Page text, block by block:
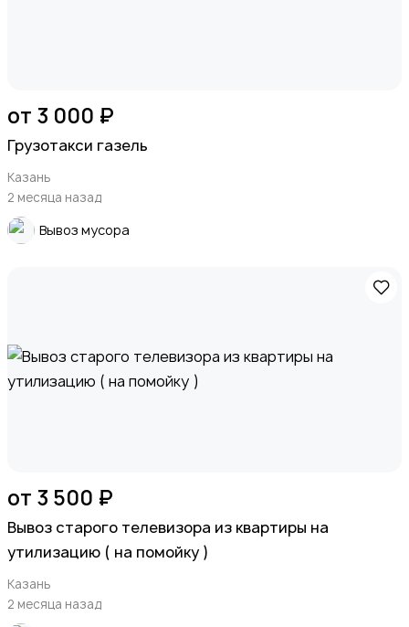
от 3 000 ₽
Грузотакси газель
Казань
2 месяца назад
Вывоз мусора
от 3 500 ₽
Вывоз старого телевизора из квартиры на
утилизацию ( на помойку )
Казань
2 месяца назад